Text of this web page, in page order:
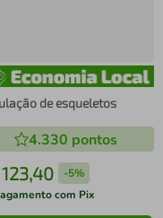
de esqueletos
4.330 pontos
123,40 -5%
com Pix